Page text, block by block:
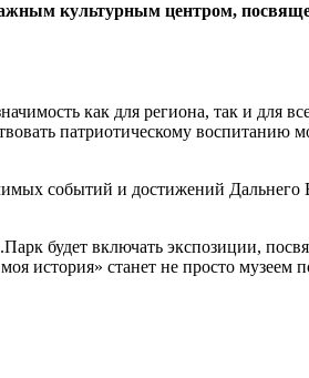
важным культурным центром,
как для региона, так и для
патриотическому воспитанию
событий и достижений Дальнего
будет включать экспозиции,
история» станет не просто музеем